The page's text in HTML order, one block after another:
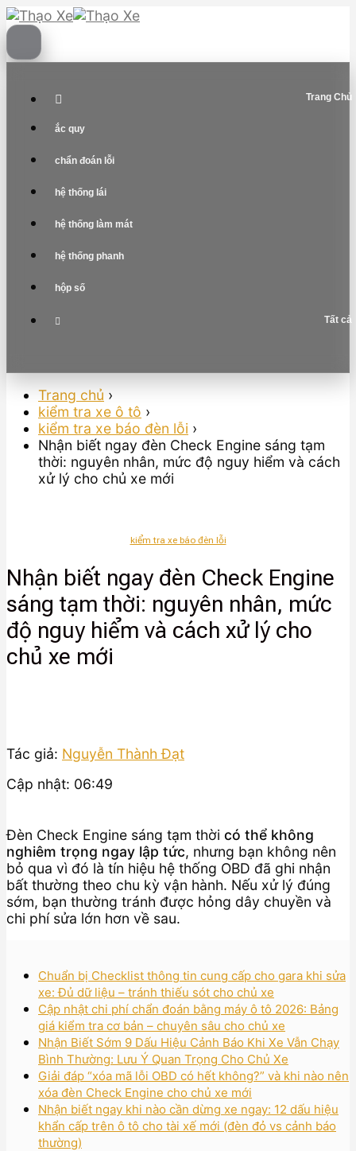
Skip
to
content
Trang Chủ
ắc quy
chẩn đoán lỗi
hệ thống lái
hệ thống làm mát
hệ thống phanh
hộp số
Tất cả
Trang chủ ›
kiểm tra xe ô tô ›
kiểm tra xe báo đèn lỗi ›
Nhận biết ngay đèn Check Engine sáng tạm
thời: nguyên nhân, mức độ nguy hiểm và cách
xử lý cho chủ xe mới
kiểm tra xe báo đèn lỗi
Nhận biết ngay đèn Check Engine
sáng tạm thời: nguyên nhân, mức
độ nguy hiểm và cách xử lý cho
chủ xe mới
Tác giả: Nguyễn Thành Đạt
Cập nhật: 06:49
Đèn Check Engine sáng tạm thời có thể không
nghiêm trọng ngay lập tức, nhưng bạn không nên
bỏ qua vì đó là tín hiệu hệ thống OBD đã ghi nhận
bất thường theo chu kỳ vận hành. Nếu xử lý đúng
sớm, bạn thường tránh được hỏng dây chuyền và
chi phí sửa lớn hơn về sau.
Chuẩn bị Checklist thông tin cung cấp cho gara khi sửa
xe: Đủ dữ liệu – tránh thiếu sót cho chủ xe
Cập nhật chi phí chẩn đoán bằng máy ô tô 2026: Bảng
giá kiểm tra cơ bản – chuyên sâu cho chủ xe
Nhận Biết Sớm 9 Dấu Hiệu Cảnh Báo Khi Xe Vẫn Chạy
Bình Thường: Lưu Ý Quan Trọng Cho Chủ Xe
Giải đáp “xóa mã lỗi OBD có hết không?” và khi nào nên
xóa đèn Check Engine cho chủ xe mới
Nhận biết ngay khi nào cần dừng xe ngay: 12 dấu hiệu
khẩn cấp trên ô tô cho tài xế mới (đèn đỏ vs cảnh báo
thường)